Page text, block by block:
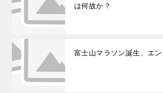
は何故か？
富士山マラソン誕生、エ